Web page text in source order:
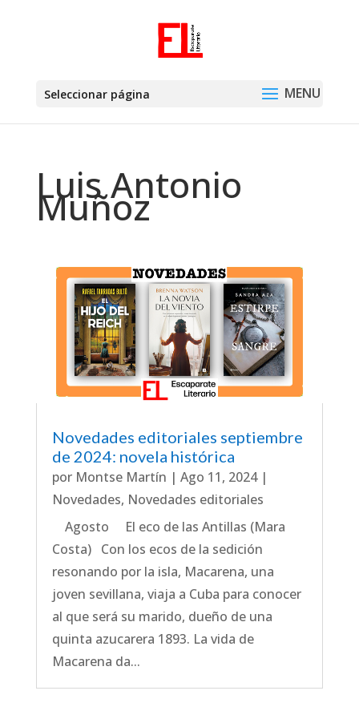
Seleccionar página
Luis Antonio
Muñoz
Novedades editoriales septiembre
de 2024: novela histórica
por Montse Martín | Ago 11, 2024|
Novedades, Novedades editoriales
Agosto El eco de las Antillas (Mara
Costa) Con los ecos de la sedición
resonando por la isla, Macarena, una
joven sevillana, viaja a Cuba para conocer
al que será su marido, dueño de una
quinta azucarera 1893. La vida de
Macarena da...